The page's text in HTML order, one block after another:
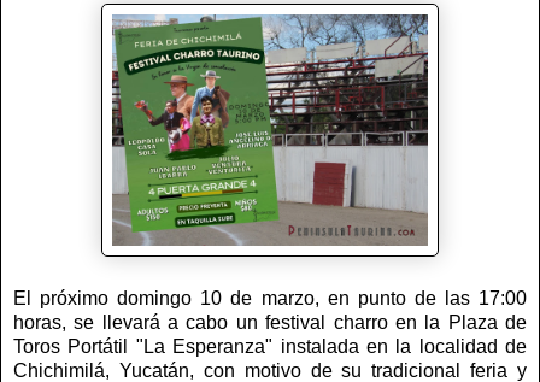
El próximo domingo 10 de marzo, en punto de las 17:00
horas, se llevará a cabo un festival charro en la Plaza de
Toros Portátil "La Esperanza" instalada en la localidad de
Chichimilá, Yucatán, con motivo de su tradicional feria y